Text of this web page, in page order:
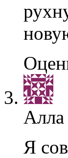
Алла
Я